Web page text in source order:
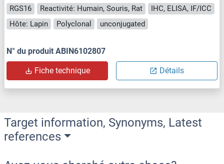
RGS16 Reactivité: Humain, Souris, Rat
IHC, ELISA, IF/ICC
Hôte: Lapin
Polyclonal unconjugated
N° du produit ABIN6102807
Fiche technique Détails
Target information, Synonyms, Latest
references